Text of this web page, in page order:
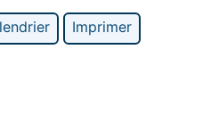
Imprimer